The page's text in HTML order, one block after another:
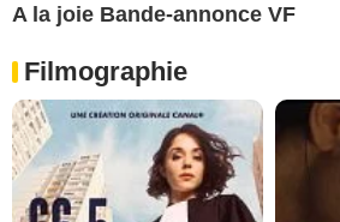
A la joie Bande-annonce VF
Filmographie